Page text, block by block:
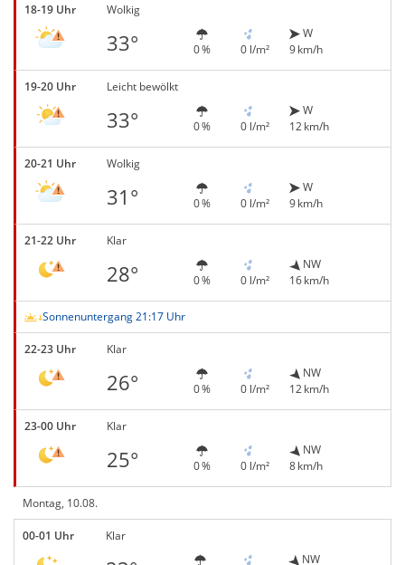
18-19 Uhr Wolkig
33° 0 % 0 l/m²
W
9 km/h
19-20 Uhr Leicht bewölkt
33° 0 % 0 l/m²
W
12 km/h
20-21 Uhr Wolkig
31° 0 % 0 l/m²
W
9 km/h
21-22 Uhr Klar
28° 0 % 0 l/m²
NW
16 km/h
Sonnenuntergang 21:17 Uhr
22-23 Uhr Klar
26° 0 % 0 l/m²
NW
12 km/h
23-00 Uhr Klar
25° 0 % 0 l/m²
NW
8 km/h
Montag, 10.08.
00-01 Uhr Klar
NW